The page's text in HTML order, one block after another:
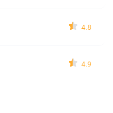
4.8
4.9